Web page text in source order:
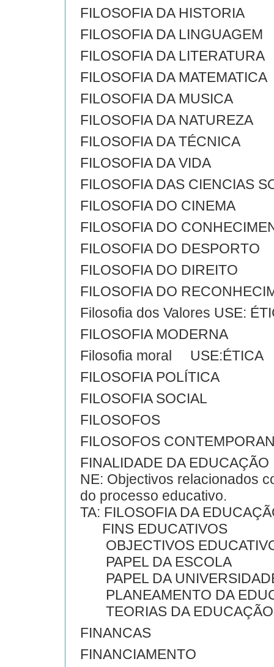
FILOSOFIA DA HISTORIA
FILOSOFIA DA LINGUAGEM
FILOSOFIA DA LITERATURA
FILOSOFIA DA MATEMATICA
FILOSOFIA DA MUSICA
FILOSOFIA DA NATUREZA
FILOSOFIA DA TÉCNICA
FILOSOFIA DA VIDA
FILOSOFIA DAS CIENCIAS
FILOSOFIA DO CINEMA
FILOSOFIA DO
FILOSOFIA DO DESPORTO
FILOSOFIA DO DIREITO
FILOSOFIA DO
Filosofia dos Valores USE:
FILOSOFIA MODERNA
Filosofia moral USE:ÉTICA
FILOSOFIA POLÍTICA
FILOSOFIA SOCIAL
FILOSOFOS
FILOSOFOS
FINALIDADE DA EDUCAÇÃO
NE: Objectivos relacionados
do processo educativo.
TA: FILOSOFIA DA
FINS EDUCATIVOS
OBJECTIVOS
PAPEL DA ESCOLA
PAPEL DA
PLANEAMENTO DA
TEORIAS DA EDUCAÇÃO
FINANCAS
FINANCIAMENTO